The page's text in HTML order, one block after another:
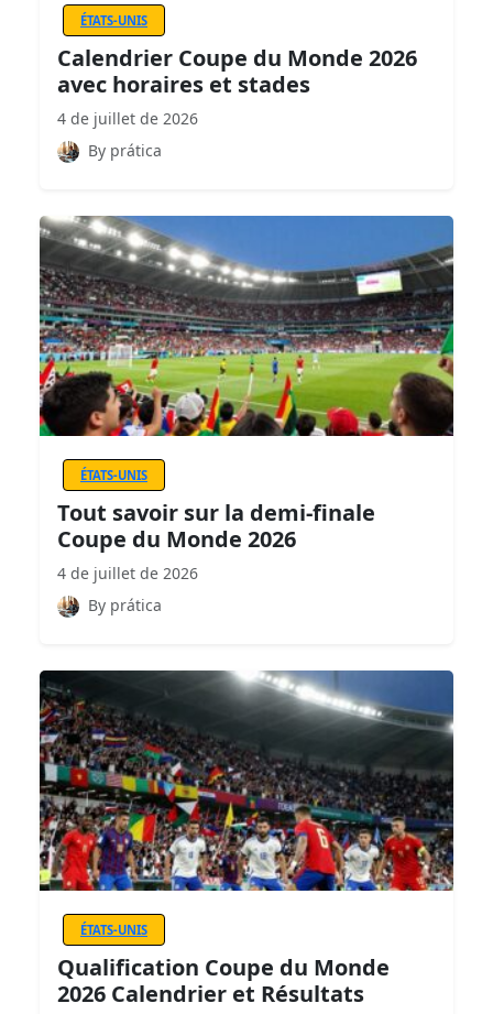
ÉTATS-UNIS
Calendrier Coupe du Monde 2026
avec horaires et stades
4 de juillet de 2026
By prática
ÉTATS-UNIS
Tout savoir sur la demi-finale
Coupe du Monde 2026
4 de juillet de 2026
By prática
ÉTATS-UNIS
Qualification Coupe du Monde
2026 Calendrier et Résultats